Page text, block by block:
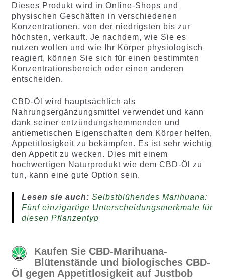
Dieses Produkt wird in Online-Shops und
physischen Geschäften in verschiedenen
Konzentrationen, von der niedrigsten bis zur
höchsten, verkauft. Je nachdem, wie Sie es
nutzen wollen und wie Ihr Körper physiologisch
reagiert, können Sie sich für einen bestimmten
Konzentrationsbereich oder einen anderen
entscheiden.
CBD-Öl wird hauptsächlich als
Nahrungsergänzungsmittel verwendet und kann
dank seiner entzündungshemmenden und
antiemetischen Eigenschaften dem Körper helfen,
Appetitlosigkeit zu bekämpfen. Es ist sehr wichtig
den Appetit zu wecken. Dies mit einem
hochwertigen Naturprodukt wie dem CBD-Öl zu
tun, kann eine gute Option sein.
Lesen sie auch: Selbstblühendes Marihuana:
Fünf einzigartige Unterscheidungsmerkmale für
diesen Pflanzentyp
Kaufen Sie CBD-Marihuana-
Blütenstände und biologisches CBD-
Öl gegen Appetitlosigkeit auf Justbob